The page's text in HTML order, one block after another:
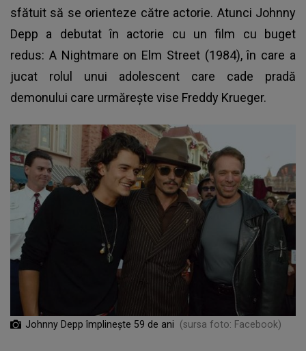
sfătuit să se orienteze către actorie. Atunci Johnny
Depp a debutat în actorie cu un film cu buget
redus: A Nightmare on Elm Street (1984), în care a
jucat rolul unui adolescent care cade pradă
demonului care urmărește vise Freddy Krueger.
Johnny Depp împlinește 59 de ani (sursa foto: Facebook)